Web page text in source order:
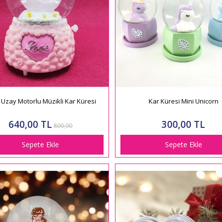
Motorlu Müzikli Kar Küresi
640,00 TL 800,00
Sepete Ekle
Kar Küresi Mini Unicorn
300,00 TL
Sepete Ekle